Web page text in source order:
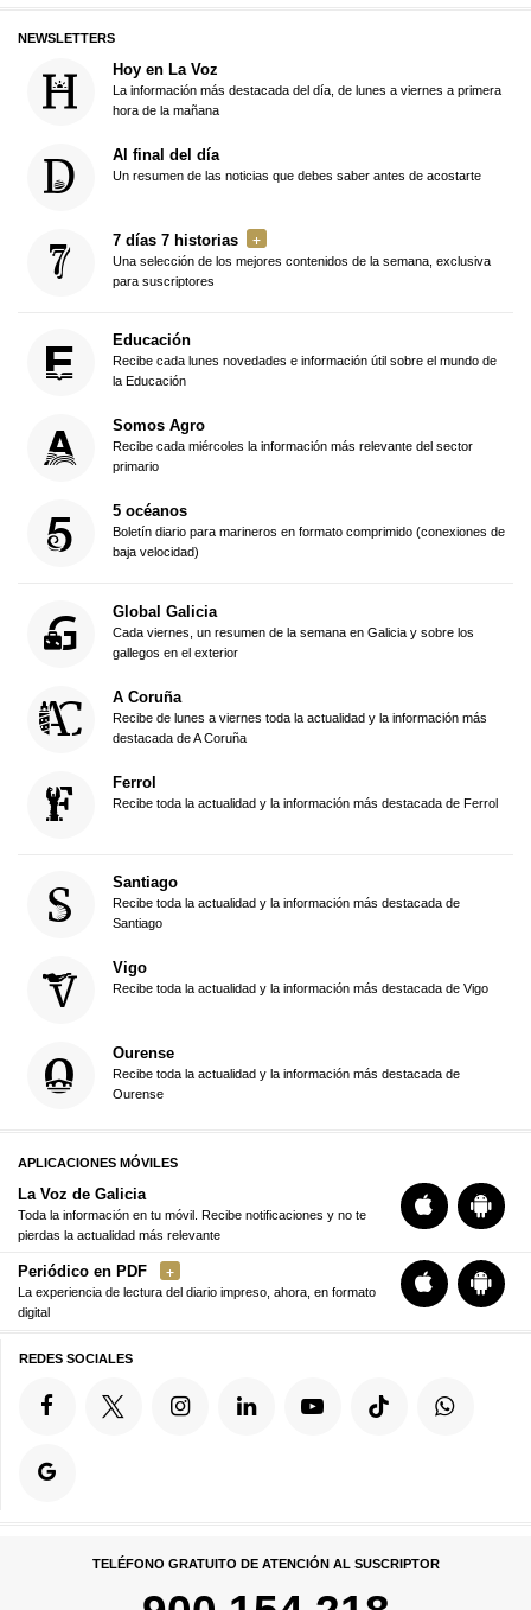
NEWSLETTERS
Hoy en La Voz
La información más destacada del día, de lunes a viernes a primera
hora de la mañana
Al final del día
Un resumen de las noticias que debes saber antes de acostarte
7 días 7 historias
Una selección de los mejores contenidos de la semana, exclusiva
para suscriptores
Educación
Recibe cada lunes novedades e información útil sobre el mundo de
la Educación
Somos Agro
Recibe cada miércoles la información más relevante del sector
primario
5 océanos
Boletín diario para marineros en formato comprimido (conexiones de
baja velocidad)
Global Galicia
Cada viernes, un resumen de la semana en Galicia y sobre los
gallegos en el exterior
A Coruña
Recibe de lunes a viernes toda la actualidad y la información más
destacada de A Coruña
Ferrol
Recibe toda la actualidad y la información más destacada de Ferrol
Santiago
Recibe toda la actualidad y la información más destacada de
Santiago
Vigo
Recibe toda la actualidad y la información más destacada de Vigo
Ourense
Recibe toda la actualidad y la información más destacada de
Ourense
APLICACIONES MÓVILES
La Voz de Galicia
Toda la información en tu móvil. Recibe notificaciones y no te
pierdas la actualidad más relevante
Periódico en PDF
La experiencia de lectura del diario impreso, ahora, en formato
digital
REDES SOCIALES
TELÉFONO GRATUITO DE ATENCIÓN AL SUSCRIPTOR